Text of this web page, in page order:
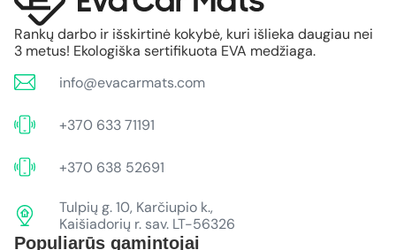
Rankų darbo ir išskirtinė kokybė, kuri išlieka daugiau nei
3 metus! Ekologiška sertifikuota EVA medžiaga.
info@evacarmats.com
+370 633 71191
+370 638 52691
Tulpių g. 10, Karčiupio k.,
Kaišiadorių r. sav. LT-56326
Populiarūs gamintojai